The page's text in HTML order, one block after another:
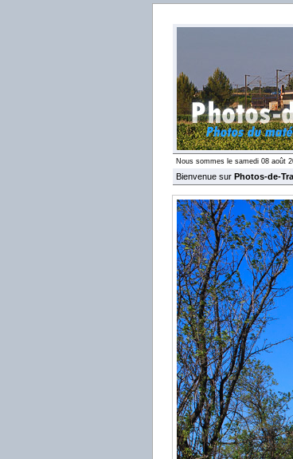
Nous sommes le samedi 08 août
Bienvenue sur Photos-de-